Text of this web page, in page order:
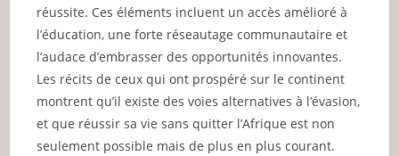
réussite. Ces éléments incluent un accès amélioré à
l’éducation, une forte réseautage communautaire et
l’audace d’embrasser des opportunités innovantes.
Les récits de ceux qui ont prospéré sur le continent
montrent qu’il existe des voies alternatives à l’évasion,
et que réussir sa vie sans quitter l’Afrique est non
seulement possible mais de plus en plus courant.